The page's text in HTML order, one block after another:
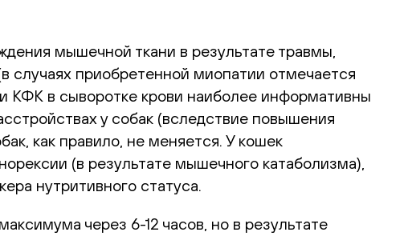
мышечной ткани в результате травмы,
случаях приобретенной миопатии отмечается
КФК в сыворотке крови наиболее информативны
у собак (вследствие повышения
как правило, не меняется. У кошек
(в результате мышечного катаболизма),
нутритивного статуса.
через 6-12 часов, но в результате